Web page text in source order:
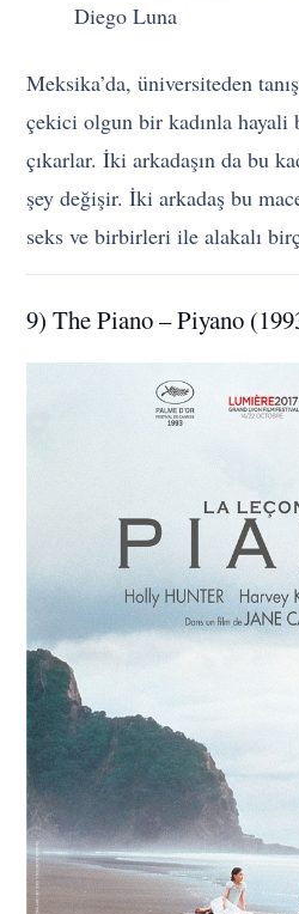
Diego Luna
Meksika’da, üniversiteden
çekici olgun bir kadınla
çıkarlar. İki arkadaşın da bu
şey değişir. İki arkadaş bu
seks ve birbirleri ile alakalı
9) The Piano – Piyano